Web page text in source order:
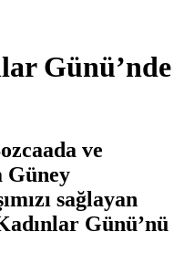
Günü’nde
ve
Güney
sağlayan
Günü’nü